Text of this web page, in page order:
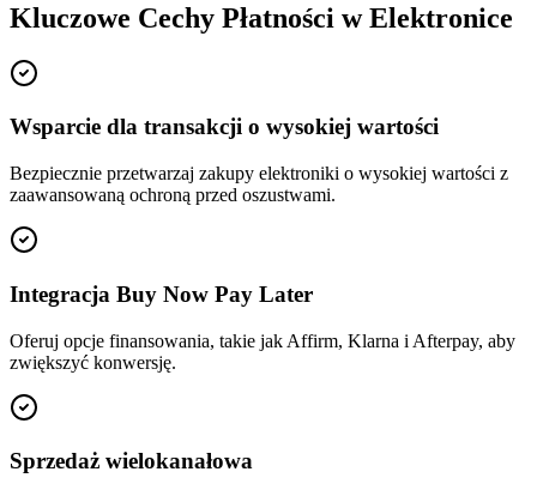
Kluczowe Cechy Płatności w Elektronice
Wsparcie dla transakcji o wysokiej wartości
Bezpiecznie przetwarzaj zakupy elektroniki o wysokiej wartości z
zaawansowaną ochroną przed oszustwami.
Integracja Buy Now Pay Later
Oferuj opcje finansowania, takie jak Affirm, Klarna i Afterpay, aby
zwiększyć konwersję.
Sprzedaż wielokanałowa